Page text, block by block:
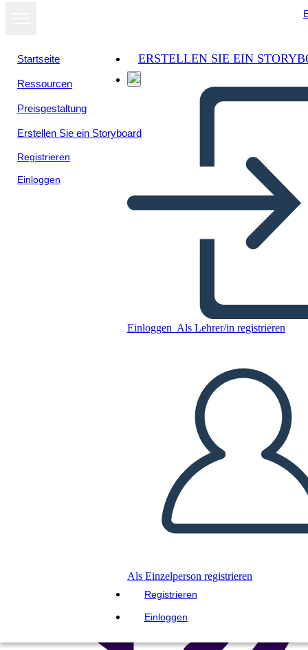
Startseite
Ressourcen
Preisgestaltung
Erstellen Sie ein Storyboard
Registrieren
Einloggen
ERSTELLEN SIE EIN
Einloggen Als Lehrer/in registrieren
Als Einzelperson registrieren
Registrieren
Einloggen
DIASHOW ABSPIELEN
LIES MIR VOR